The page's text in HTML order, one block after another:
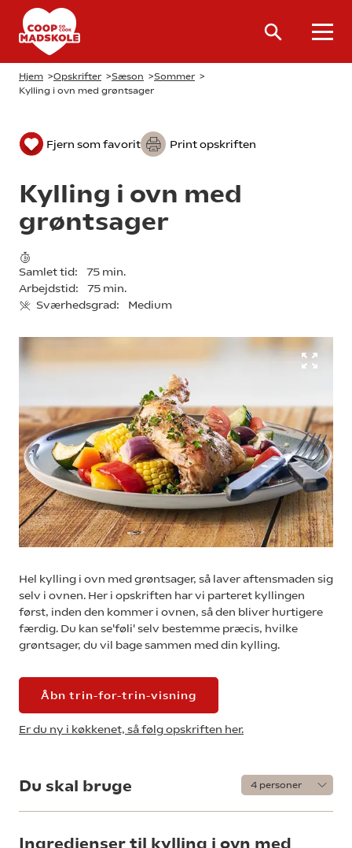
Hjem >Opskrifter >Sæson >Sommer >
Kylling i ovn med grøntsager
Fjern som favorit Print opskriften
Kylling i ovn med
grøntsager
Samlet tid:
75 min.
Arbejdstid:
75 min.
Sværhedsgrad:
Medium
Hel kylling i ovn med grøntsager, så laver aftensmaden sig
selv i ovnen. Her i opskriften har vi parteret kyllingen
først, inden den kommer i ovnen, så den bliver hurtigere
færdig. Du kan se'føli' selv bestemme præcis, hvilke
grøntsager, du vil bage sammen med din kylling.
Åbn trin-for-trin-visning
Er du ny i køkkenet, så følg opskriften her.
Du skal bruge
Ingredienser til kylling i ovn med